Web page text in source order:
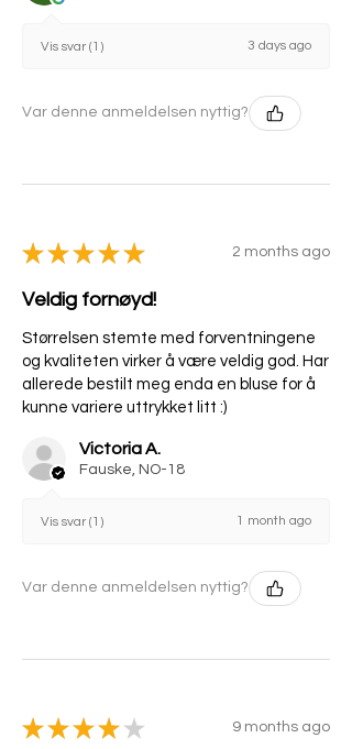
Vis svar (1) 3 days ago
Var denne anmeldelsen nyttig?
★ ★ ★ ★ ★ 2 months ago
Veldig fornøyd!
Størrelsen stemte med forventningene
og kvaliteten virker å være veldig god. Har
allerede bestilt meg enda en bluse for å
kunne variere uttrykket litt :)
Victoria A.
Fauske, NO-18
Vis svar (1) 1 month ago
Var denne anmeldelsen nyttig?
★ ★ ★ ★ ★ 9 months ago